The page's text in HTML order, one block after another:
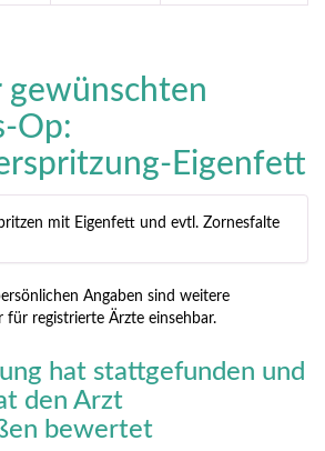
gewünschten
Op:
Eigenfett
mit Eigenfett und evtl. Zornesfalte
Angaben sind weitere
für registrierte Ärzte einsehbar.
hat stattgefunden und
den Arzt
bewertet